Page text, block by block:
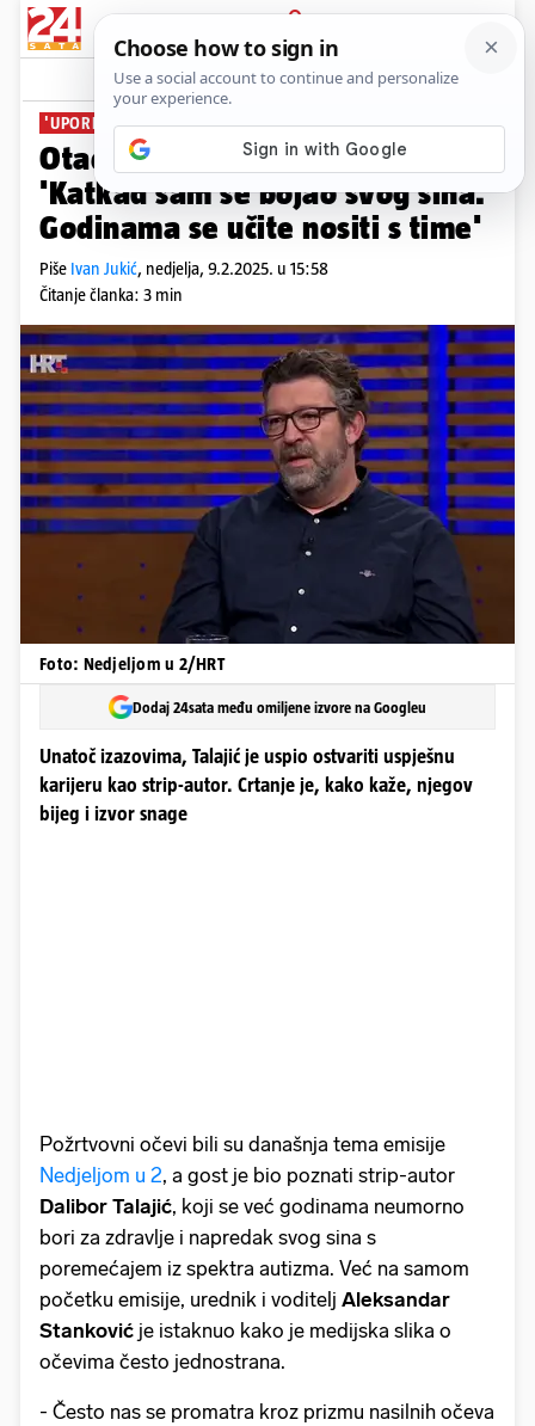
PRIJAVA
News Komentari
'UPORNOST JE KLJUČ'
Otac djeteta s autizmom:
'Katkad sam se bojao svog sina.
Godinama se učite nositi s time'
Piše Ivan Jukić, nedjelja, 9.2.2025. u 15:58
Čitanje članka: 3 min
Foto: Nedjeljom u 2/HRT
Dodaj 24sata među omiljene izvore na Googleu
Unatoč izazovima, Talajić je uspio ostvariti uspješnu
karijeru kao strip-autor. Crtanje je, kako kaže, njegov
bijeg i izvor snage
Požrtvovni očevi bili su današnja tema emisije
Nedjeljom u 2, a gost je bio poznati strip-autor
Dalibor Talajić, koji se već godinama neumorno
bori za zdravlje i napredak svog sina s
poremećajem iz spektra autizma. Već na samom
početku emisije, urednik i voditelj Aleksandar
Stanković je istaknuo kako je medijska slika o
očevima često jednostrana.
- Često nas se promatra kroz prizmu nasilnih očeva